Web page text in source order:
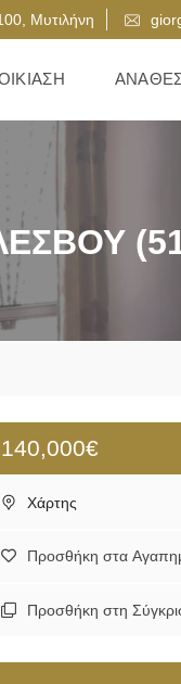
Μυτιλήνη
140,000€
Χάρτης
Προσθήκη στα
Προσθήκη στη